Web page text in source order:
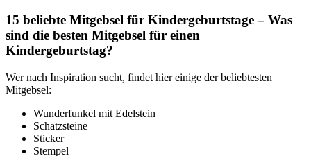
15 beliebte Mitgebsel für Kindergeburtstage – Was
sind die besten Mitgebsel für einen
Kindergeburtstag?
Wer nach Inspiration sucht, findet hier einige der beliebtesten
Mitgebsel:
Wunderfunkel mit Edelstein
Schatzsteine
Sticker
Stempel